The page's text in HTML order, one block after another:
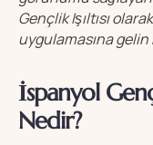
Gençlik Işıltısı
uygulamasına gelin
İspanyol
Nedir?